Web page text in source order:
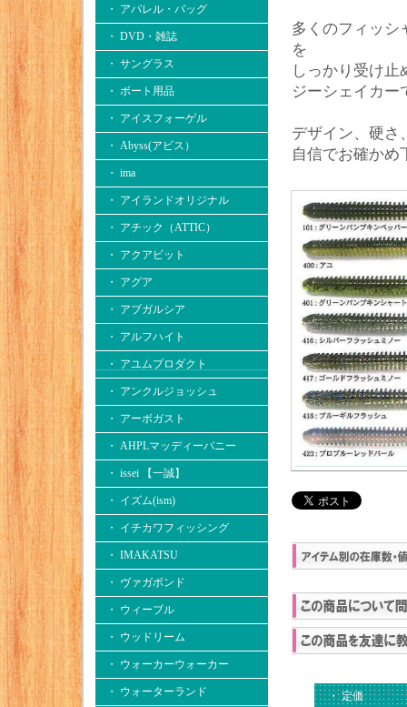
・ アパレル・バッグ
・ DVD・雑誌
・ サングラス
・ ボート用品
・ アイスフォーゲル
・ Abyss(アビス）
・ ima
・ アイランドオリジナル
・ アチック（ATTIC）
・ アクアビット
・ アグア
・ アブガルシア
・ アルフハイト
・ アユムプロダクト
・ アンクルジョッシュ
・ アーボガスト
・ AHPLマッディーバニー
・ issei 【一誠】
・ イズム(ism)
・ イチカワフィッシング
・ IMAKATSU
・ ヴァガボンド
・ ウィーブル
・ ウッドリーム
・ ウォーカーウォーカー
・ ウォーターランド
多くのフィッシ
を
しっかり受け
ジーシェイカー
デザイン、硬さ
自信でお確かめ
・ 定価